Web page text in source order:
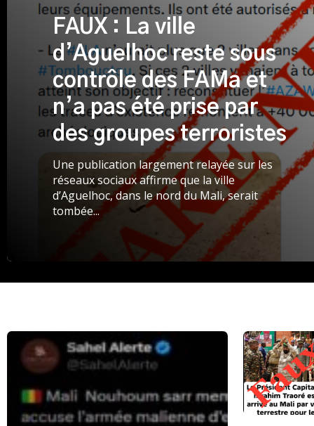
FAUX : La ville
d’Aguelhoc reste sous
contrôle des FAMa et
n’a pas été prise par
des groupes terroristes
Une publication largement relayée sur les
réseaux sociaux affirme que la ville
d’Aguelhoc, dans le nord du Mali, serait
tombée...